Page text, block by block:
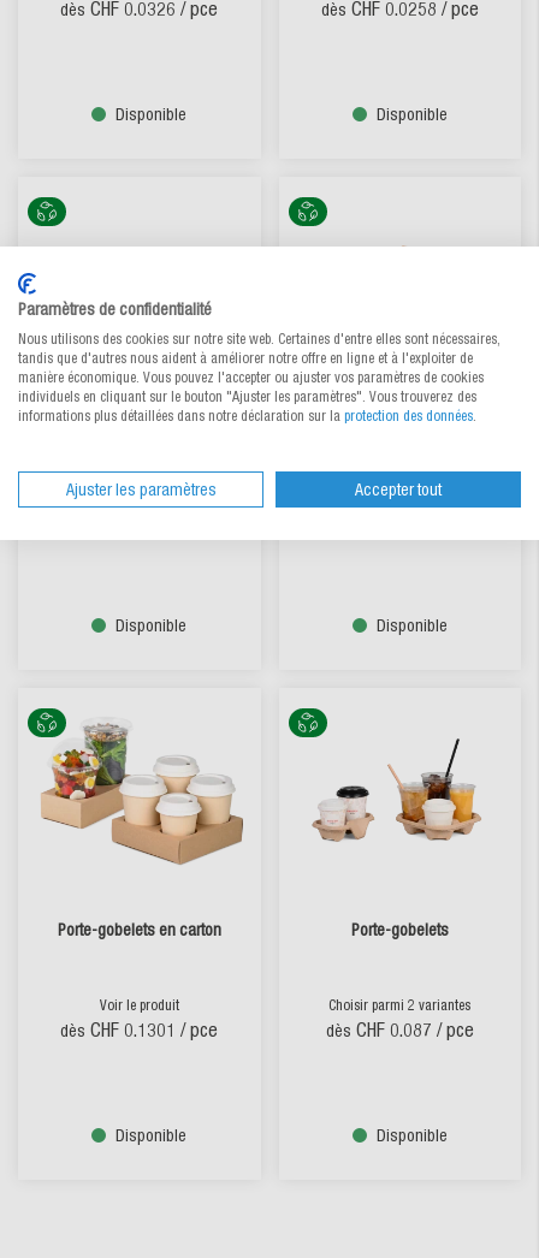
dès CHF 0.0326 / pce
Disponible
dès CHF 0.0258 / pce
Disponible
Agitateur en bois
Choisir parmi 2 variantes
Disponible
Paille en papier
Choisir parmi 5 variantes
Disponible
Porte-gobelets en carton
Voir le produit
dès CHF 0.1301 / pce
Disponible
Porte-gobelets
Choisir parmi 2 variantes
dès CHF 0.087 / pce
Disponible
Paramètres de confidentialité
Nous utilisons des cookies sur notre site web. Certaines d'entre elles sont nécessaires,
tandis que d'autres nous aident à améliorer notre offre en ligne et à l'exploiter de
manière économique. Vous pouvez l'accepter ou ajuster vos paramètres de cookies
individuels en cliquant sur le bouton "Ajuster les paramètres". Vous trouverez des
informations plus détaillées dans notre déclaration sur la protection des données.
Ajuster les paramètres Accepter tout